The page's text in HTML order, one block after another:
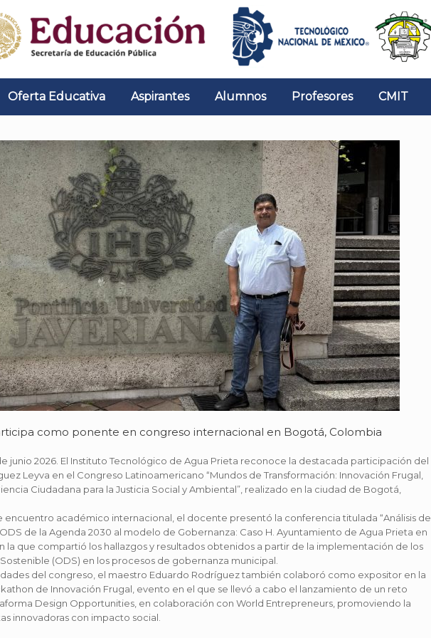
Oferta Educativa Aspirantes Alumnos Profesores CMIT
como ponente en congreso internacional en Bogotá, Colombia
junio 2026. El Instituto Tecnológico de Agua Prieta reconoce la destacada participación del
Leyva en el Congreso Latinoamericano “Mundos de Transformación: Innovación Frugal,
Ciudadana para la Justicia Social y Ambiental”, realizado en la ciudad de Bogotá,
académico internacional, el docente presentó la conferencia titulada “Análisis de
de la Agenda 2030 al modelo de Gobernanza: Caso H. Ayuntamiento de Agua Prieta en
la que compartió los hallazgos y resultados obtenidos a partir de la implementación de los
(ODS) en los procesos de gobernanza municipal.
del congreso, el maestro Eduardo Rodríguez también colaboró como expositor en la
de Innovación Frugal, evento en el que se llevó a cabo el lanzamiento de un reto
Design Opportunities, en colaboración con World Entrepreneurs, promoviendo la
innovadoras con impacto social.